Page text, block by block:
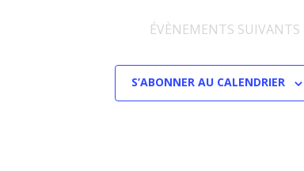
ÉVÈNEMENTS SUIVANTS
S’ABONNER AU CALENDRIER